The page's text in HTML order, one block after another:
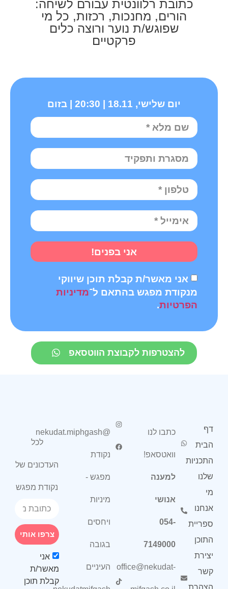
כתובת רלוונטית עבורם לשיחה:
הורים, מחנכות, רכזות, כל מי
שפוגש/ת נוער ורוצה כלים
פרקטיים
יום שלישי, 18.11 | 20:30 | בזום
אני מאשר/ת קבלת תוכן שיווקי
מנקודת מפגש בהתאם ל־מדיניות
הפרטיות.
אני בפנים!
להצטרפות לקבוצת הווטסאפ
דף
הבית
התכניות
שלנו
מי
אנחנו
ספריית
התוכן
יצירת
קשר
הצהרת
כתבו לנו
וואטסאפ!
למענה
אנושי
054-
7149000
office@nekudat-
@nekudat.miphgash
נקודת
מפגש -
מיניות
ויחסים
בגובה
העיניים
לכל
העדכונים של
נקודת מפגש
אני
מאשר/ת
קבלת תוכן
צרפו אותי